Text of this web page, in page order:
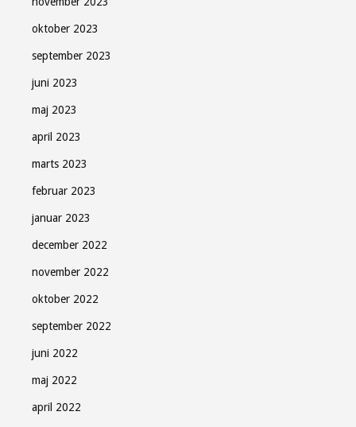
oktober 2023
september 2023
juni 2023
maj 2023
april 2023
marts 2023
februar 2023
januar 2023
december 2022
november 2022
oktober 2022
september 2022
juni 2022
maj 2022
april 2022
Søndag Aftens nyhedsbrev